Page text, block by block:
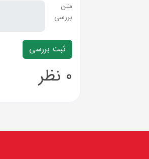
متن
بررسی
0 نظر